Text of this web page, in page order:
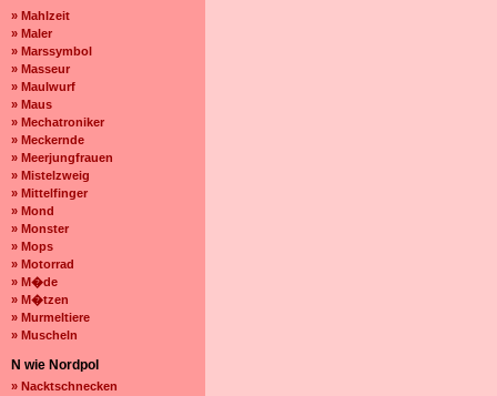
» Mahlzeit
» Maler
» Marssymbol
» Masseur
» Maulwurf
» Maus
» Mechatroniker
» Meckernde
» Meerjungfrauen
» Mistelzweig
» Mittelfinger
» Mond
» Monster
» Mops
» Motorrad
» M�de
» M�tzen
» Murmeltiere
» Muscheln
N wie Nordpol
» Nacktschnecken